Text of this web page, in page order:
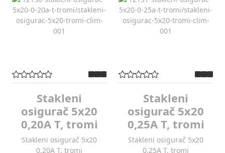
Stakleni
osigurač 5x20
0,20A T, tromi
Stakleni osigurač 5x20
0,20A T, tromi
Stakleni
osigurač 5x20
0,25A T, tromi
Stakleni osigurač 5x20
0,25A T, tromi